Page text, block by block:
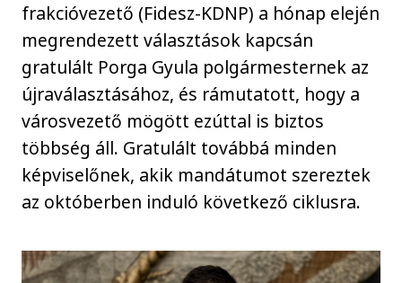
frakcióvezető (Fidesz-KDNP) a hónap elején
megrendezett választások kapcsán
gratulált Porga Gyula polgármesternek az
újraválasztásához, és rámutatott, hogy a
városvezető mögött ezúttal is biztos
többség áll. Gratulált továbbá minden
képviselőnek, akik mandátumot szereztek
az októberben induló következő ciklusra.